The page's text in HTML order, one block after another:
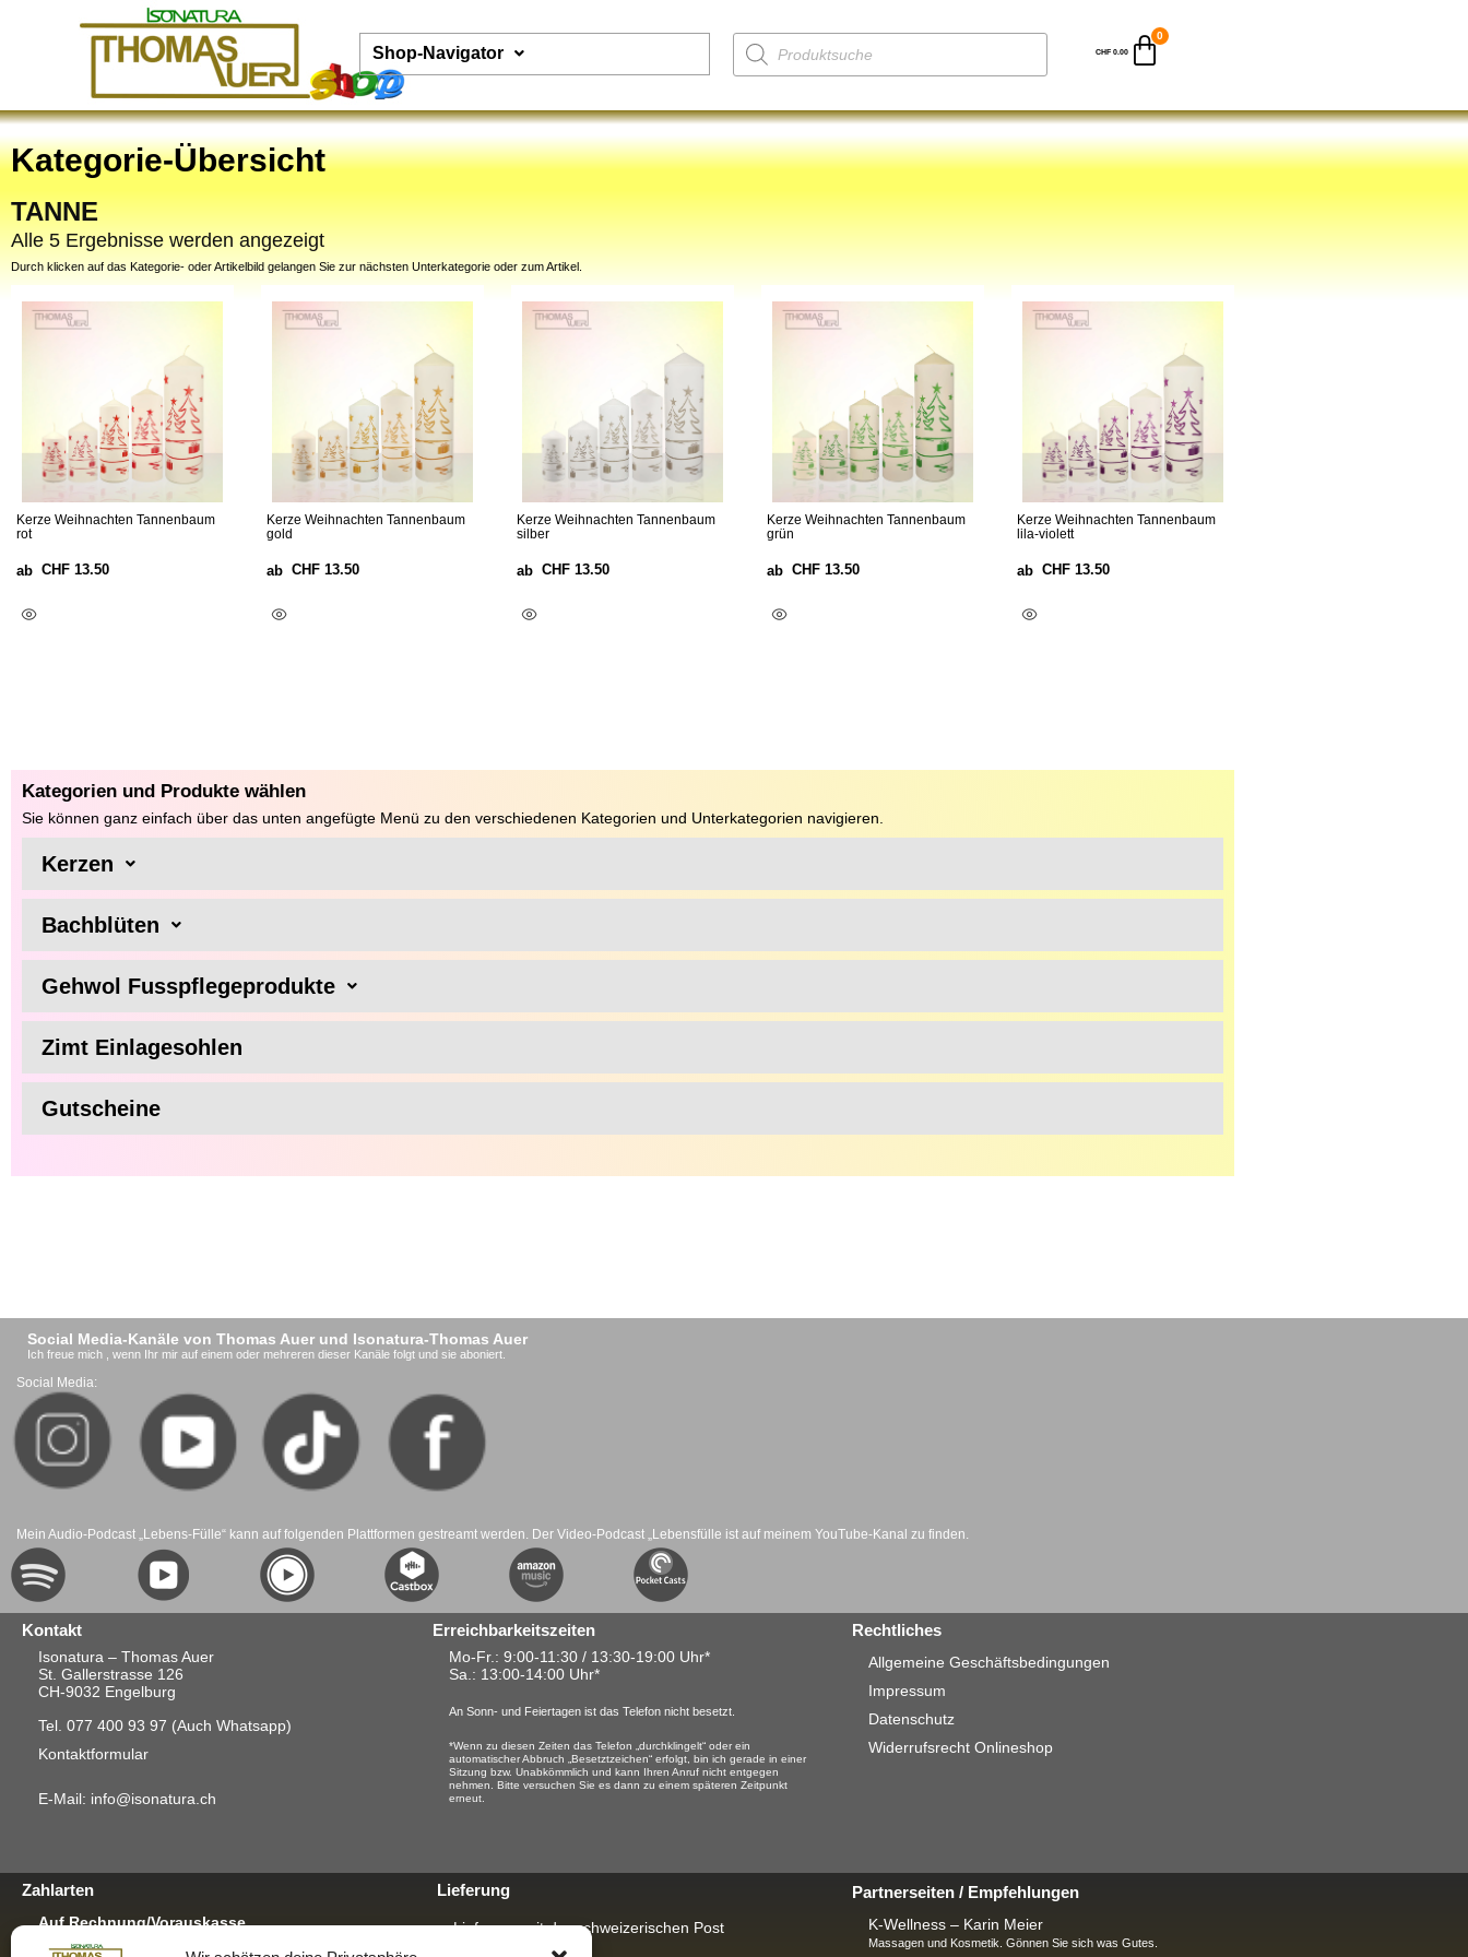
Shop-Navigator CHF0.00
Kategorie-Übersicht
TANNE
Alle 5 Ergebnisse werden angezeigt
Durch klicken auf das Kategorie- oder Artikelbild gelangen Sie zur nächsten Unterkategorie oder zum Artikel.
Kerze Weihnachten Tannenbaum
rot
ab CHF 13.50
Kerze Weihnachten Tannenbaum
gold
ab CHF 13.50
Kerze Weihnachten Tannenbaum
silber
ab CHF 13.50
Kerze Weihnachten Tannenbaum
grün
ab CHF 13.50
Kerze Weihnachten Tannenbaum
lila-violett
ab CHF 13.50
Kategorien und Produkte wählen
Sie können ganz einfach über das unten angefügte Menü zu den verschiedenen Kategorien und Unterkategorien navigieren.
Kerzen
Bachblüten
Gehwol Fusspflegeprodukte
Zimt Einlagesohlen
Gutscheine
Social Media-Kanäle von Thomas Auer und Isonatura-Thomas Auer
Ich freue mich , wenn Ihr mir auf einem oder mehreren dieser Kanäle folgt und sie aboniert.
Social Media:
Mein Audio-Podcast „Lebens-Fülle“ kann auf folgenden Plattformen gestreamt werden. Der Video-Podcast „Lebensfülle ist auf meinem YouTube-Kanal zu finden.
Kontakt
Isonatura – Thomas Auer
St. Gallerstrasse 126
CH-9032 Engelburg
Tel. 077 400 93 97 (Auch Whatsapp)
Kontaktformular
E-Mail: info@isonatura.ch
Erreichbarkeitszeiten
Mo-Fr.: 9:00-11:30 / 13:30-19:00 Uhr*
Sa. : 13:00-14:00 Uhr*
An Sonn- und Feiertagen ist das Telefon nicht besetzt.
*Wenn zu diesen Zeiten das Telefon „durchklingelt“ oder ein
automatischer Abbruch „Besetztzeichen“ erfolgt, bin ich gerade in einer
Sitzung bzw. Unabkömmlich und kann Ihren Anruf nicht entgegen
nehmen. Bitte versuchen Sie es dann zu einem späteren Zeitpunkt
erneut.
Rechtliches
Allgemeine Geschäftsbedingungen
Impressum
Datenschutz
Widerrufsrecht Onlineshop
Zahlarten
Auf Rechnung/Vorauskasse
Lieferung
Lieferung mit der schweizerischen Post
Partnerseiten / Empfehlungen
K-Wellness – Karin Meier
Massagen und Kosmetik. Gönnen Sie sich was Gutes.